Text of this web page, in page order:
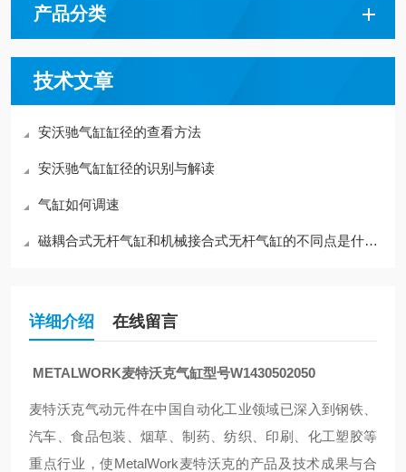
产品分类
技术文章
安沃驰气缸缸径的查看方法
安沃驰气缸缸径的识别与解读
气缸如何调速
磁耦合式无杆气缸和机械接合式无杆气缸的不同点是什么？
详细介绍 在线留言
METALWORK麦特沃克气缸型号W1430502050
麦特沃克气动元件在中国自动化工业领域已深入到钢铁、
汽车、食品包装、烟草、制药、纺织、印刷、化工塑胶等
重点行业，使MetalWork麦特沃克的产品及技术成果与合